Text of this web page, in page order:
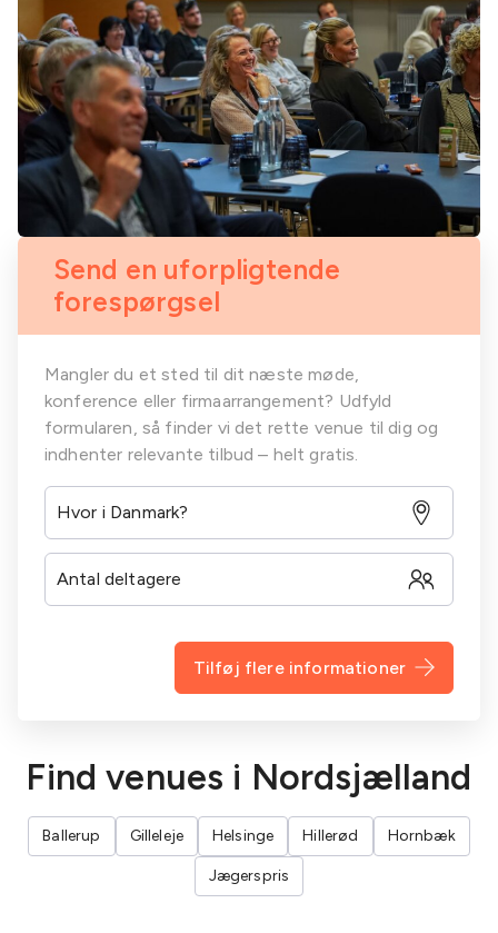
Send en uforpligtende
forespørgsel
Mangler du et sted til dit næste møde,
konference eller firmaarrangement? Udfyld
formularen, så finder vi det rette venue til dig og
indhenter relevante tilbud – helt gratis.
Tilføj flere informationer
Find venues i Nordsjælland
Ballerup Gilleleje Helsinge Hillerød Hornbæk
Jægerspris